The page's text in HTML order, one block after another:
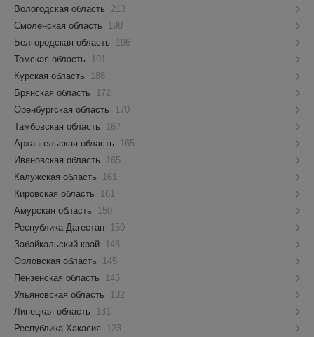
Вологодская область
213
Смоленская область
198
Белгородская область
196
Томская область
191
Курская область
188
Брянская область
172
Оренбургская область
170
Тамбовская область
167
Архангельская область
165
Ивановская область
165
Калужская область
161
Кировская область
161
Амурская область
150
Республика Дагестан 150
Забайкальский край 148
Орловская область
145
Пензенская область
145
Ульяновская область
132
Липецкая область
131
Республика Хакасия
123